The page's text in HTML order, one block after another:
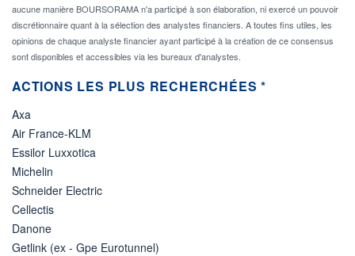
aucune manière BOURSORAMA n'a participé à son élaboration, ni exercé un pouvoir
discrétionnaire quant à la sélection des analystes financiers. A toutes fins utiles, les
opinions de chaque analyste financier ayant participé à la création de ce consensus
sont disponibles et accessibles via les bureaux d'analystes.
ACTIONS LES PLUS RECHERCHÉES *
Axa
Air France-KLM
Essilor Luxxotica
Michelin
Schneider Electric
Cellectis
Danone
Getlink (ex - Gpe Eurotunnel)